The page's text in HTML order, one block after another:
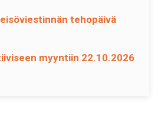
tehopäivä
myyntiin 22.10.2026